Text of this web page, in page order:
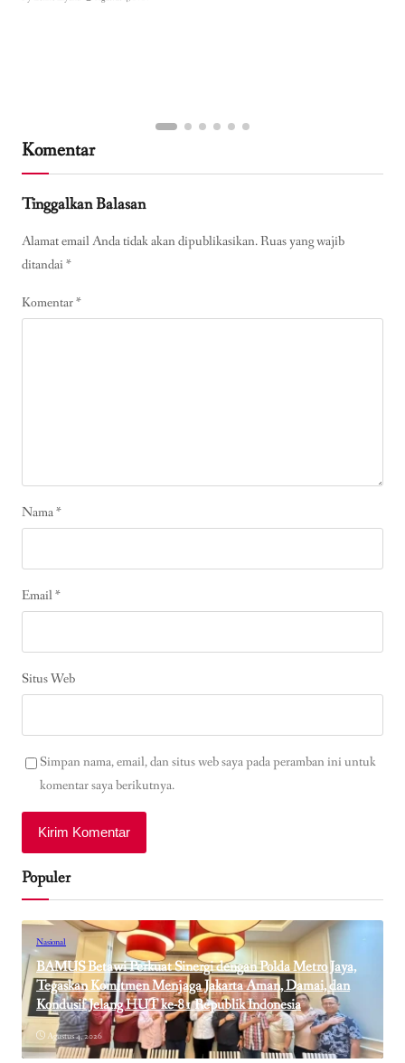
Komentar
Tinggalkan Balasan
Alamat email Anda tidak akan dipublikasikan.Ruas yang wajib
ditandai*
Komentar*
Nama*
Email*
Situs Web
Simpan nama, email, dan situs web saya pada peramban ini untuk
komentar saya berikutnya.
Populer
Nasional
BAMUS Betawi Perkuat Sinergi dengan Polda Metro Jaya,
Tegaskan Komitmen Menjaga Jakarta Aman, Damai, dan
Kondusif Jelang HUT ke-81 Republik Indonesia
Agustus 4, 2026